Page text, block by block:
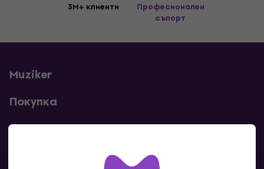
3M+ клиенти
Професионален
съпорт
Muziker
Покупка
Полезни линкове